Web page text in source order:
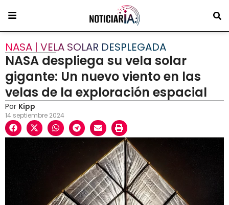
NASA | VELA SOLAR DESPLEGADA
NASA despliega su vela solar
gigante: Un nuevo viento en las
velas de la exploración espacial
Por Kipp
14 septiembre 2024